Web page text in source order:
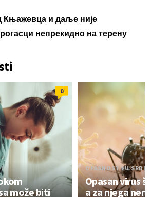
Књажевца и даље није
непрекидно на терену
0
može biti
OPASNOST I U
Opasan virus
a za njega